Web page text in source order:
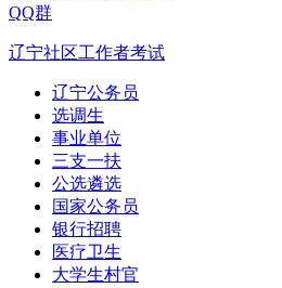
QQ群
辽宁社区工作者考试
辽宁公务员
选调生
事业单位
三支一扶
公选遴选
国家公务员
银行招聘
医疗卫生
大学生村官